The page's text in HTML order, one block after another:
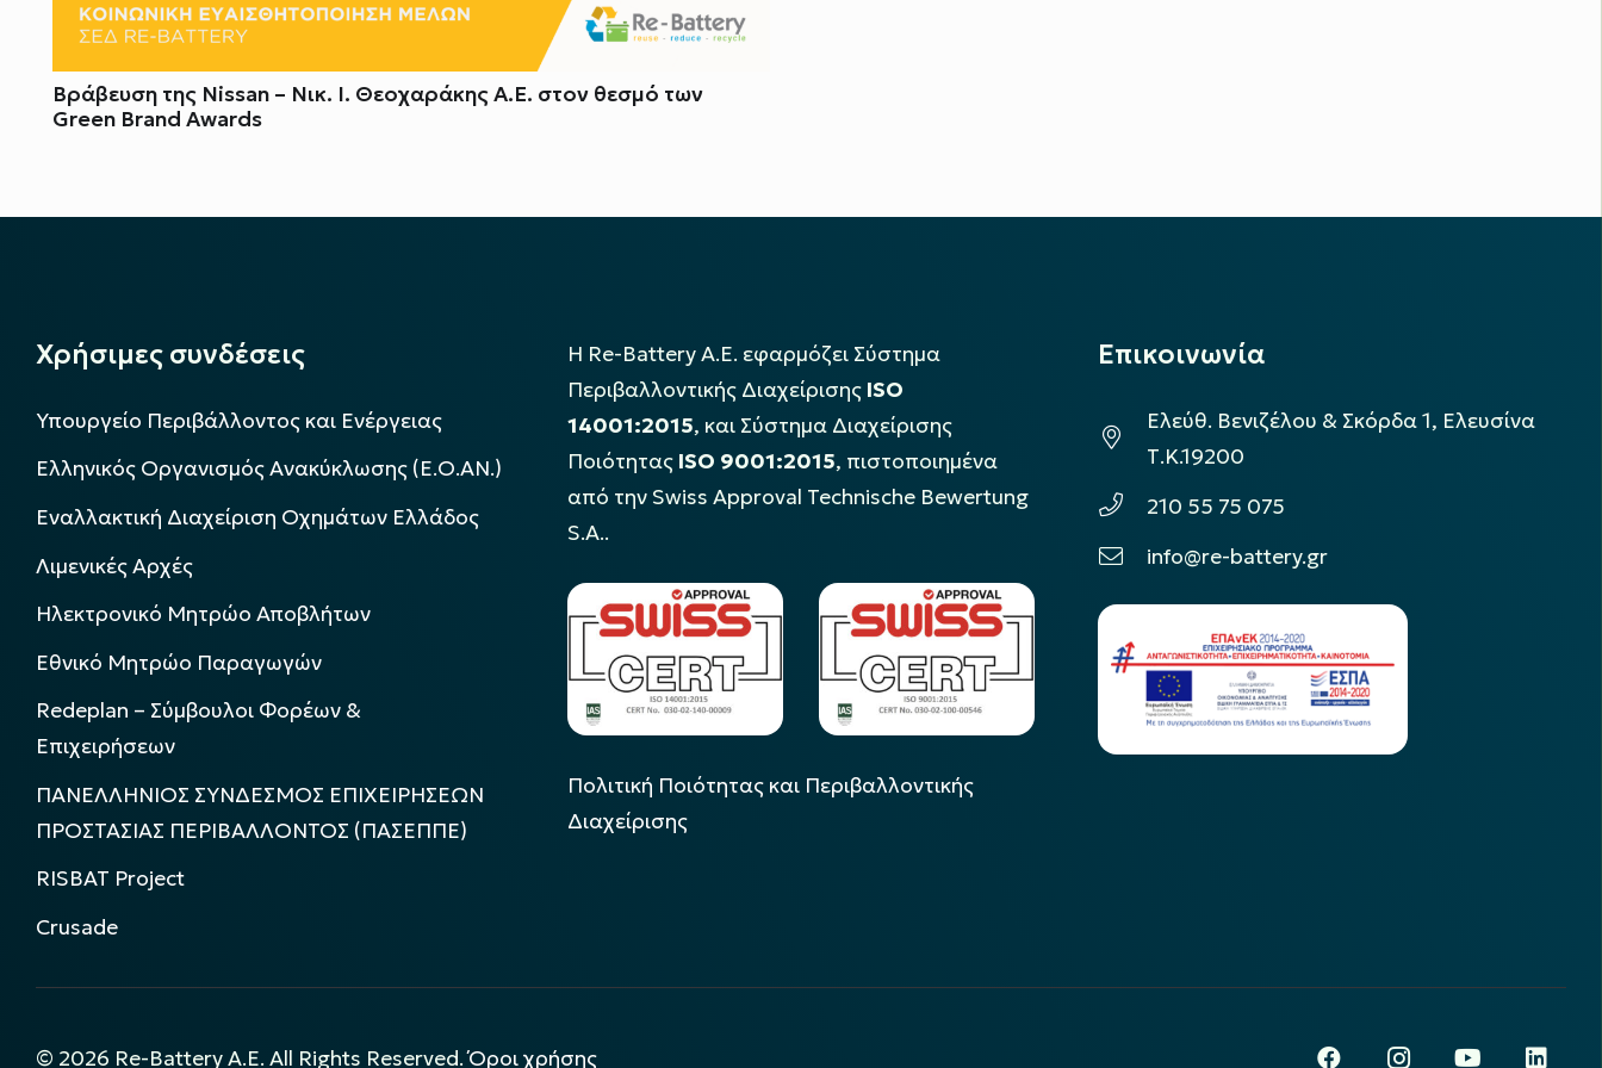
Βράβευση της Nissan – Νικ. Ι. Θεοχαράκης Α.Ε. στον θεσμό των
Green Brand Awards
Χρήσιμες συνδέσεις
Υπουργείο Περιβάλλοντος και Ενέργειας
Ελληνικός Οργανισμός Ανακύκλωσης (Ε.Ο.ΑΝ.)
Εναλλακτική Διαχείριση Οχημάτων Ελλάδος
Λιμενικές Αρχές
Ηλεκτρονικό Μητρώο Αποβλήτων
Εθνικό Μητρώο Παραγωγών
Redeplan – Σύμβουλοι Φορέων &
Επιχειρήσεων
ΠΑΝΕΛΛΗΝΙΟΣ ΣΥΝΔΕΣΜΟΣ ΕΠΙΧΕΙΡΗΣΕΩΝ
ΠΡΟΣΤΑΣΙΑΣ ΠΕΡΙΒΑΛΛΟΝΤΟΣ (ΠΑΣΕΠΠΕ)
RISBAT Project
Crusade
Η Re-Battery Α.Ε. εφαρμόζει Σύστημα
Περιβαλλοντικής Διαχείρισης ISO
14001:2015, και Σύστημα Διαχείρισης
Ποιότητας ISO 9001:2015, πιστοποιημένα
από την Swiss Approval Technische Bewertung
S.A..
Πολιτική Ποιότητας και Περιβαλλοντικής
Διαχείρισης
Επικοινωνία
Ελεύθ. Βενιζέλου & Σκόρδα 1, Ελευσίνα
Τ.Κ.19200
210 55 75 075
info@re-battery.gr
© 2026 Re-Battery A.E. All Rights Reserved.Όροι χρήσης